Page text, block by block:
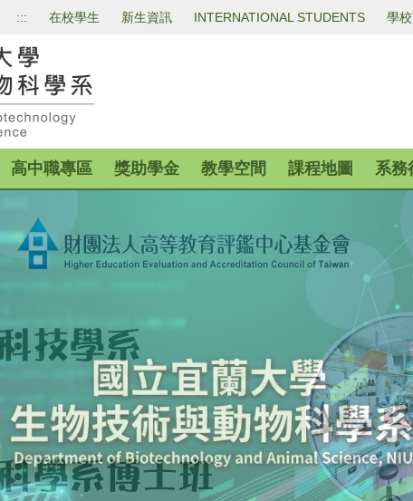
::: 在校學生 新生資訊 INTERNATIONAL STUDENTS 學
高中職專區 獎助學金 教學空間 課程地圖 系務